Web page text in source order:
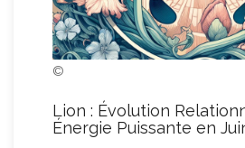
©
Lion : Évolution
Énergie Puissante en